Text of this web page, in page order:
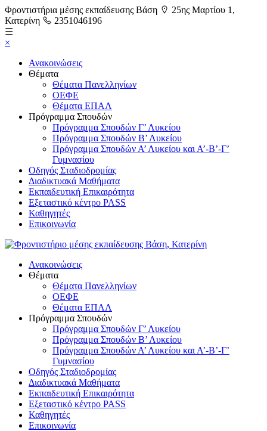
Φροντιστήρια μέσης εκπαίδευσης Βάση
25ης Μαρτίου 1,
Κατερίνη
2351046196
☰
×
Ανακοινώσεις
Θέματα
Θέματα Πανελληνίων
ΟΕΦΕ
Θέματα ΕΠΑΛ
Πρόγραμμα Σπουδών
Πρόγραμμα Σπουδών Γ’ Λυκείου
Πρόγραμμα Σπουδών Β’ Λυκείου
Πρόγραμμα Σπουδών Α’ Λυκείου και Α’-Β’-Γ’
Γυμνασίου
Οδηγός Σταδιοδρομίας
Διαδικτυακά Μαθήματα
Εκπαιδευτική Επικαιρότητα
Εξεταστικό κέντρο PASS
Καθηγητές
Επικοινωνία
Ανακοινώσεις
Θέματα
Θέματα Πανελληνίων
ΟΕΦΕ
Θέματα ΕΠΑΛ
Πρόγραμμα Σπουδών
Πρόγραμμα Σπουδών Γ’ Λυκείου
Πρόγραμμα Σπουδών Β’ Λυκείου
Πρόγραμμα Σπουδών Α’ Λυκείου και Α’-Β’-Γ’
Γυμνασίου
Οδηγός Σταδιοδρομίας
Διαδικτυακά Μαθήματα
Εκπαιδευτική Επικαιρότητα
Εξεταστικό κέντρο PASS
Καθηγητές
Επικοινωνία